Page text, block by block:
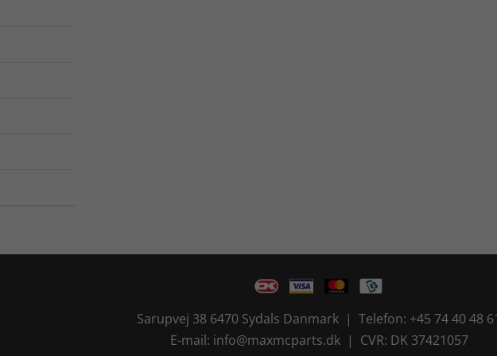
Sarupvej 38 6470 Sydals Danmark | Telefon: +45 74 40 48
E-mail: info@maxmcparts.dk | CVR: DK 37421057